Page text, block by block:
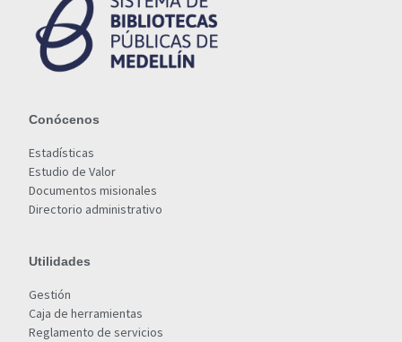
Conócenos
Estadísticas
Estudio de Valor
Documentos misionales
Directorio administrativo
Utilidades
Gestión
Caja de herramientas
Reglamento de servicios